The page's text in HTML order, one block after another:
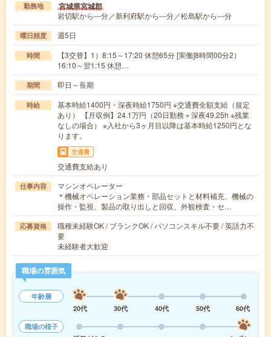
勤務地 宮城県宮城郡
岩切駅から---分／新利府駅から---分／松島駅から---分
曜日頻度 週5日
時間
【3交替】1）8:15～17:20 休憩65分 [実働]8時間00分2）
16:10～翌1:15 休憩…
期間 即日～長期
時給
基本時給1400円・深夜時給1750円 ※交通費全額支給（規定
あり） 【月収例】24.1万円（20日勤務＋深夜49.25h ※残業
なしの場合） ※入社から3ヶ月目以降は基本時給1250円とな
ります。
交通費
交通費支給あり
仕事内容
マシンオペレーター
＊機械オペレーション業務・部品セットと材料補充、機械の
操作・監視、製品の取り出しと回収、外観検査・セ…
応募資格
職種未経験OK / ブランクOK / パソコンスキル不要 / 英語力不
要
未経験者大歓迎
職場の雰囲気
年齢層
20代
30代 40代 50代
60代
職場の様子